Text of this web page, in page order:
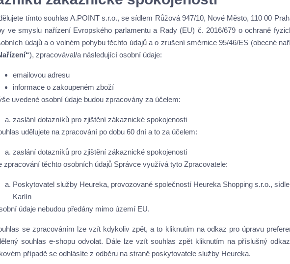
tímto souhlas A.POINT s.r.o., se sídlem Růžová 947/10, Nové Město, 110 00
ve smyslu nařízení Evropského parlamentu a Rady (EU) č. 2016/679 o ochraně
údajů a o volném pohybu těchto údajů a o zrušení směrnice 95/46/ES (obecné
), zpracovával/a následující osobní údaje:
emailovou adresu
informace o zakoupeném zboží
uvedené osobní údaje budou zpracovány za účelem:
zaslání dotazníků pro zjištění zákaznické spokojenosti
udělujete na zpracování po dobu60 dní a to za účelem:
zaslání dotazníků pro zjištění zákaznické spokojenosti
zpracování těchto osobních údajů Správce využívá tyto Zpracovatele:
Poskytovatel služby Heureka, provozované společností Heureka Shopping s.r.o.,
Karlín
údaje nebudou předány mimo území EU.
se zpracováním lze vzít kdykoliv zpět, a to kliknutím na odkaz pro úpravu
souhlas e-shopu odvolat. Dále lze vzít souhlas zpět kliknutím na příslušný
případě se odhlásíte z odběru na straně poskytovatele služby Heureka.